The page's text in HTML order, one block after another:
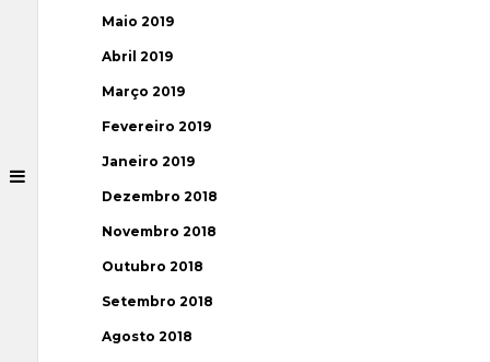
Maio 2019
Abril 2019
Março 2019
Fevereiro 2019
Janeiro 2019
Dezembro 2018
Novembro 2018
Outubro 2018
Setembro 2018
Agosto 2018